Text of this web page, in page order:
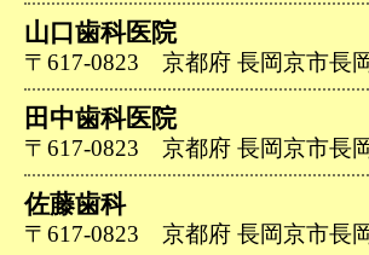
山口歯科医院
〒617-0823 京都府 長岡京市長
田中歯科医院
〒617-0823 京都府 長岡京市長
佐藤歯科
〒617-0823 京都府 長岡京市長